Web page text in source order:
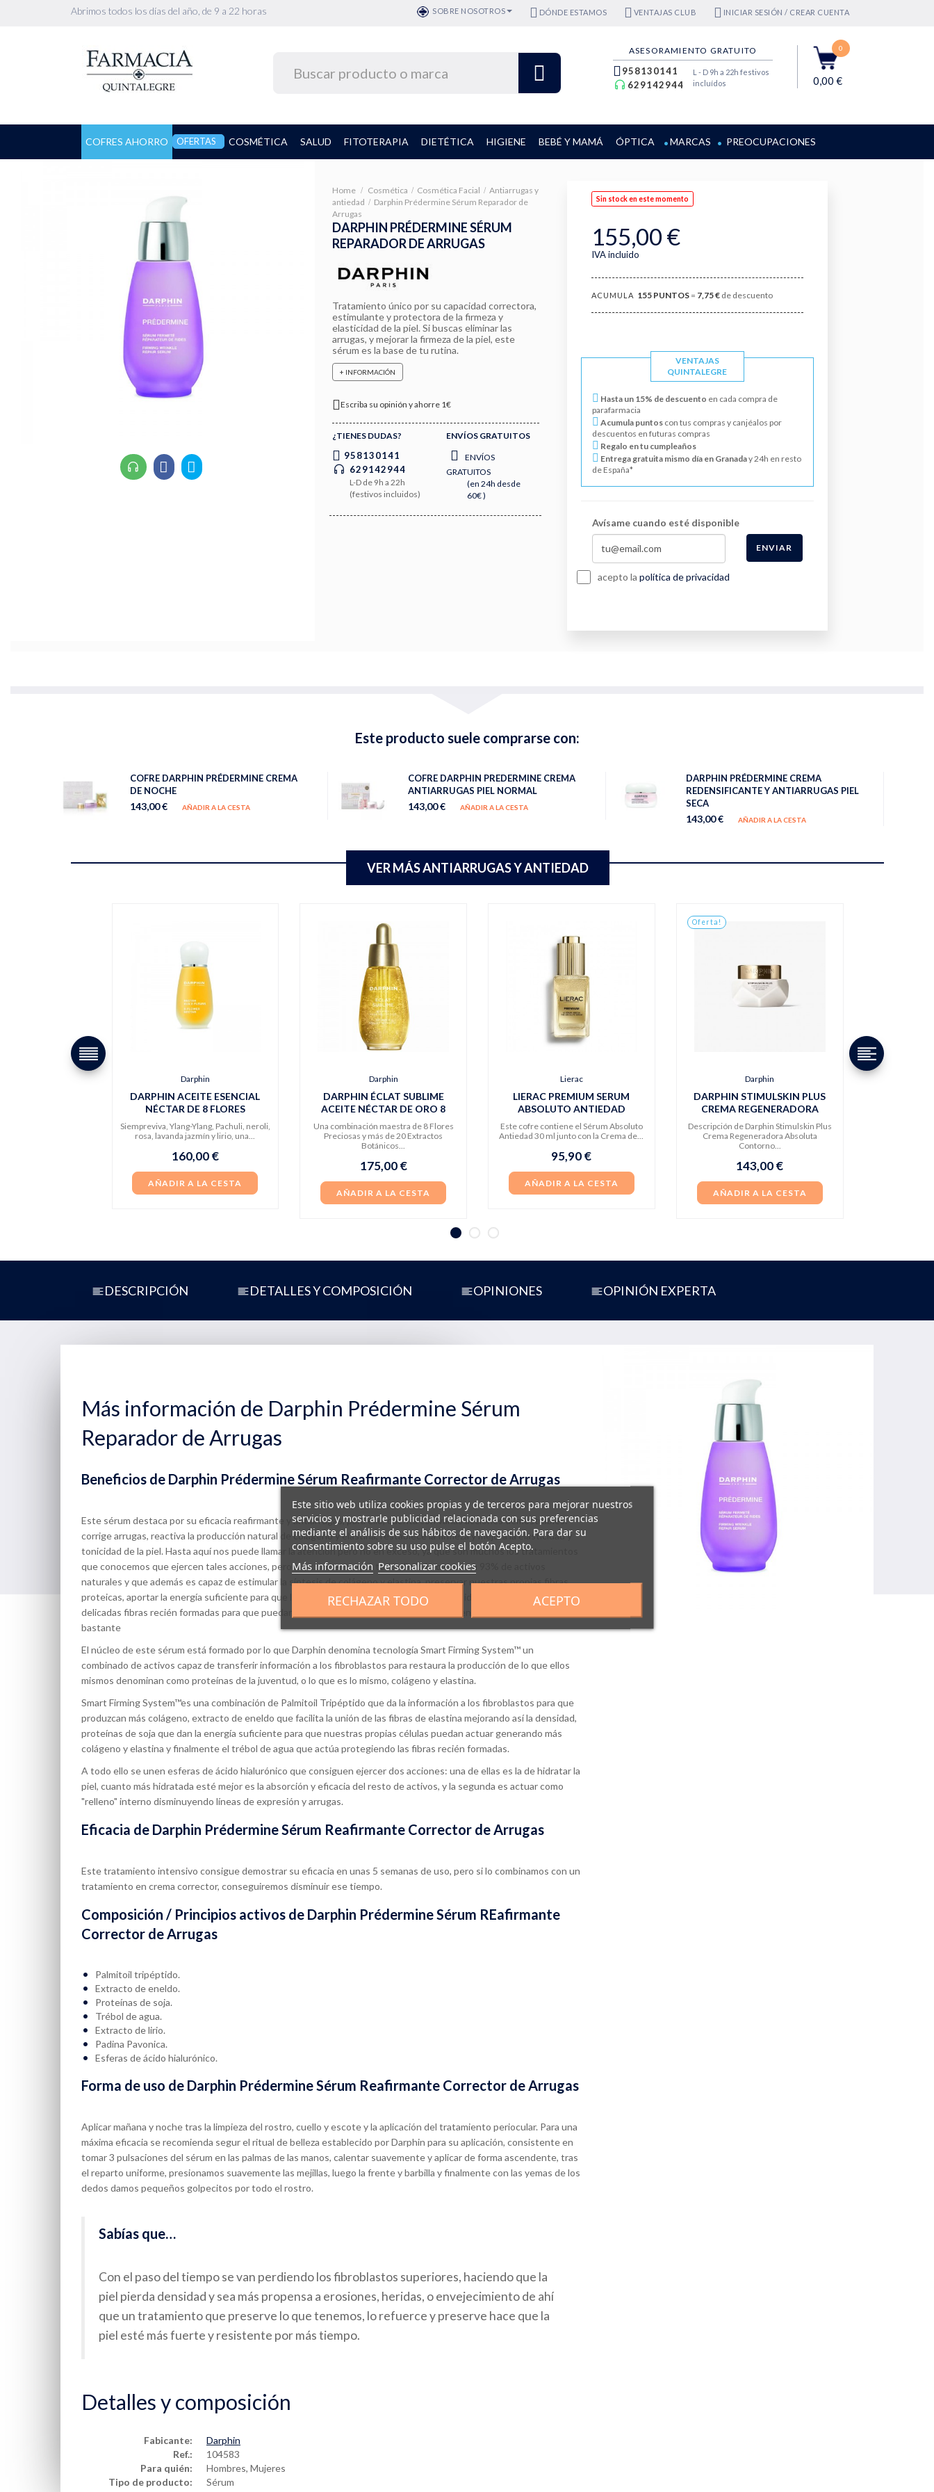
Abrimos todos los días del año, de 9 a 22 horas SOBRE NOSOTROS DÓNDE ESTAMOS VENTAJAS CLUB INICIAR SESIÓN / CREAR CUENTA
ASESORAMIENTO GRATUITO
958130141
629142944
L - D 9h a 22h festivos
incluídos
0
0,00 €
COFRES AHORRO OFERTAS COSMÉTICA SALUD FITOTERAPIA DIETÉTICA HIGIENE BEBÉ Y MAMÁ ÓPTICA MARCAS PREOCUPACIONES
Home Cosmética Cosmética Facial
Antiarrugas y
antiedad
Darphin Prédermine Sérum Reparador de
Arrugas
DARPHIN PRÉDERMINE SÉRUM
REPARADOR DE ARRUGAS
Tratamiento único por su capacidad correctora,
estimulante y protectora de la firmeza y
elasticidad de la piel. Si buscas eliminar las
arrugas, y mejorar la firmeza de la piel, este
sérum es la base de tu rutina.
+ INFORMACIÓN
Escriba su opinión y ahorre 1€
¿TIENES DUDAS?
958130141
629142944
L-D de 9h a 22h
(festivos incluidos)
ENVÍOS GRATUITOS
ENVÍOS
GRATUITOS
(en 24h desde
60€ )
Sin stock en este momento
155,00 €
IVA incluido
ACUMULA 155PUNTOS= 7,75 €de descuento
VENTAJAS
QUINTALEGRE
Hasta un 15% de descuento en cada compra de
parafarmacia
Acumula puntoscon tus compras y canjéalos por
descuentos en futuras compras
Regalo en tu cumpleaños
Entrega gratuita mismo día en Granaday 24h en resto
de España*
Avísame cuando esté disponible
ENVIAR
acepto la política de privacidad
Este producto suele comprarse con:
COFRE DARPHIN PRÉDERMINE CREMA
DE NOCHE
143,00 € AÑADIR A LA CESTA
COFRE DARPHIN PREDERMINE CREMA
ANTIARRUGAS PIEL NORMAL
143,00 € AÑADIR A LA CESTA
DARPHIN PRÉDERMINE CREMA
REDENSIFICANTE Y ANTIARRUGAS PIEL
SECA
143,00 € AÑADIR A LA CESTA
VER MÁS ANTIARRUGAS Y ANTIEDAD
Darphin
DARPHIN ACEITE ESENCIAL
NÉCTAR DE 8 FLORES
Siempreviva, Ylang-Ylang, Pachuli, neroli,
rosa, lavanda jazmín y lirio, una...
160,00 €
AÑADIR A LA CESTA
Darphin
DARPHIN ÉCLAT SUBLIME
ACEITE NÉCTAR DE ORO 8
FLORES
Una combinación maestra de 8 Flores
Preciosas y más de 20 Extractos
Botánicos...
175,00 €
AÑADIR A LA CESTA
Lierac
LIERAC PREMIUM SERUM
ABSOLUTO ANTIEDAD
Este cofre contiene el Sérum Absoluto
Antiedad 30 ml junto con la Crema de...
95,90 €
AÑADIR A LA CESTA
Oferta!
Darphin
DARPHIN STIMULSKIN PLUS
CREMA REGENERADORA
ABSOLUTA CONTORNO
Descripción de Darphin Stimulskin Plus
Crema Regeneradora Absoluta
Contorno...
143,00 €
AÑADIR A LA CESTA
DESCRIPCIÓN DETALLES Y COMPOSICIÓN OPINIONES OPINIÓN EXPERTA
Más información de Darphin Prédermine Sérum
Reparador de Arrugas
Beneficios de Darphin Prédermine Sérum Reafirmante Corrector de Arrugas
Este sérum destaca por su eficacia reafirmante y antiarrugas, para ello, cuenta con varias acciones demostrables:
corrige arrugas, reactiva la producción natural de colágeno y elastina, restablece la firmeza y mejora la elasticidad y
tonicidad de la piel. Hasta aquí nos puede llamar la atención pero no en exceso, ya que son muchos los tratamientos
que conocemos que ejercen tales acciones, pero si os comento que todo ello lo hace con un 93% de activos
naturales y que además es capaz de estimular la síntesis de colágeno y elastina, preservar nuestras propias fibras
proteicas, aportar la energía suficiente para que los procesos se lleven a cabo con normalidad y proteger las
delicadas fibras recién formadas para que puedan avanzar y constituir una base firme y densa, la cosa cambia y
bastante
El núcleo de este sérum está formado por lo que Darphin denomina tecnología Smart Firming System™ un
combinado de activos capaz de transferir información a los fibroblastos para restaura la producción de lo que ellos
mismos denominan como proteínas de la juventud, o lo que es lo mismo, colágeno y elastina.
Smart Firming System™es una combinación de Palmitoil Tripéptido que da la información a los fibroblastos para que
produzcan más colágeno, extracto de eneldo que facilita la unión de las fibras de elastina mejorando así la densidad,
proteínas de soja que dan la energía suficiente para que nuestras propias células puedan actuar generando más
colágeno y elastina y finalmente el trébol de agua que actúa protegiendo las fibras recién formadas.
A todo ello se unen esferas de ácido hialurónico que consiguen ejercer dos acciones: una de ellas es la de hidratar la
piel, cuanto más hidratada esté mejor es la absorción y eficacia del resto de activos, y la segunda es actuar como
"relleno" interno disminuyendo líneas de expresión y arrugas.
Eficacia de Darphin Prédermine Sérum Reafirmante Corrector de Arrugas
Este tratamiento intensivo consigue demostrar su eficacia en unas 5 semanas de uso, pero si lo combinamos con un
tratamiento en crema corrector, conseguiremos disminuir ese tiempo.
Composición / Principios activos de Darphin Prédermine Sérum REafirmante
Corrector de Arrugas
Palmitoil tripéptido.
Extracto de eneldo.
Proteínas de soja.
Trébol de agua.
Extracto de lirio.
Padina Pavonica.
Esferas de ácido hialurónico.
Forma de uso de Darphin Prédermine Sérum Reafirmante Corrector de Arrugas
Aplicar mañana y noche tras la limpieza del rostro, cuello y escote y la aplicación del tratamiento periocular. Para una
máxima eficacia se recomienda segur el ritual de belleza establecido por Darphin para su aplicación, consistente en
tomar 3 pulsaciones del sérum en las palmas de las manos, calentar suavemente y aplicar de forma ascendente, tras
el reparto uniforme, presionamos suavemente las mejillas, luego la frente y barbilla y finalmente con las yemas de los
dedos damos pequeños golpecitos por todo el rostro.
Sabías que…
Con el paso del tiempo se van perdiendo los fibroblastos superiores, haciendo que la
piel pierda densidad y sea más propensa a erosiones, heridas, o envejecimiento de ahí
que un tratamiento que preserve lo que tenemos, lo refuerce y preserve hace que la
piel esté más fuerte y resistente por más tiempo.
Detalles y composición
Fabicante:
Darphin
Ref.:
104583
Para quién:
Hombres, Mujeres
Tipo de producto:
Sérum
Este sitio web utiliza cookies propias y de terceros para mejorar nuestros
servicios y mostrarle publicidad relacionada con sus preferencias
mediante el análisis de sus hábitos de navegación. Para dar su
consentimiento sobre su uso pulse el botón Acepto.
Más información Personalizar cookies
RECHAZAR TODO ACEPTO